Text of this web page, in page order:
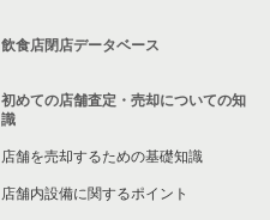
飲食店閉店データベース
初めての店舗査定・売却についての知
識
店舗を売却するための基礎知識
店舗内設備に関するポイント